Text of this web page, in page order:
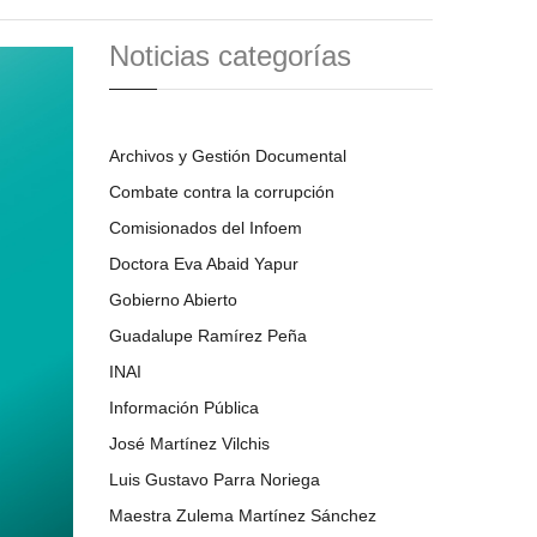
Noticias categorías
Archivos y Gestión Documental
Combate contra la corrupción
Comisionados del Infoem
Doctora Eva Abaid Yapur
Gobierno Abierto
Guadalupe Ramírez Peña
INAI
Información Pública
José Martínez Vilchis
Luis Gustavo Parra Noriega
Maestra Zulema Martínez Sánchez